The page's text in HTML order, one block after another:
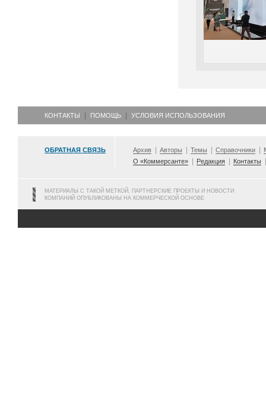
КОНТАКТЫ ПОМОЩЬ УСЛОВИЯ ИСПОЛЬЗОВАНИЯ
ОБРАТНАЯ СВЯЗЬ Архив Авторы Темы Справочники
О «Коммерсанте»
Редакция Контакты
МАТЕРИАЛЫ С ТАКОЙ МЕТКОЙ, ПАРТНЕРСКИЕ ПРОЕКТЫ И НОВОСТИ
КОМПАНИЙ ОПУБЛИКОВАНЫ НА КОММЕРЧЕСКОЙ ОСНОВЕ